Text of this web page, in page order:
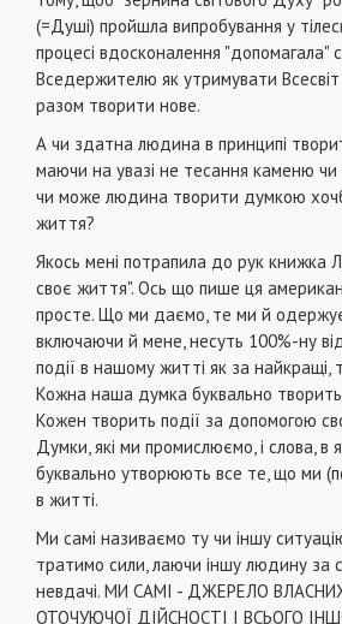
(=Душі) пройшла випробування у
процесі вдосконалення
Вседержителю як утримувати Всесвіт
разом творити нове.
А чи здатна людина в принципі
маючи на увазі не тесання каменю
чи може людина творити думкою
життя?
Якось мені потрапила до рук книжка
своє життя". Ось що пише ця
просте. Що ми даємо, те ми й
включаючи й мене, несуть 100%-ну
події в нашому житті як за найкращі,
Кожна наша думка буквально
Кожен творить події за допомогою
Думки, які ми промислюємо, і слова, в
буквально утворюють все те, що ми
в житті.
Ми самі називаємо ту чи іншу
тратимо сили, лаючи іншу людину за
невдачі. МИ САМІ - ДЖЕРЕЛО
ОТОЧУЮЧОЇ ДІЙСНОСТІ І ВСЬОГО